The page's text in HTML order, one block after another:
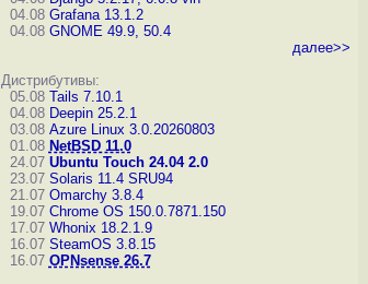
04.08 Grafana 13.1.2
04.08 GNOME 49.9, 50.4
далее>>
Дистрибутивы:
05.08 Tails 7.10.1
04.08 Deepin 25.2.1
03.08 Azure Linux 3.0.20260803
01.08 NetBSD 11.0
24.07 Ubuntu Touch 24.04 2.0
23.07 Solaris 11.4 SRU94
21.07 Omarchy 3.8.4
19.07 Chrome OS 150.0.7871.150
17.07 Whonix 18.2.1.9
16.07 SteamOS 3.8.15
16.07 OPNsense 26.7